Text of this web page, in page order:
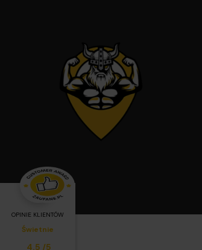
OPINIE KLIENTÓW
Świetnie
Średnia ocena klientów:
4.5 /5